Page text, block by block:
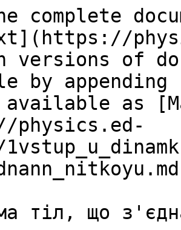
complete
versions of
by
as
physics.ed-
тіл, що